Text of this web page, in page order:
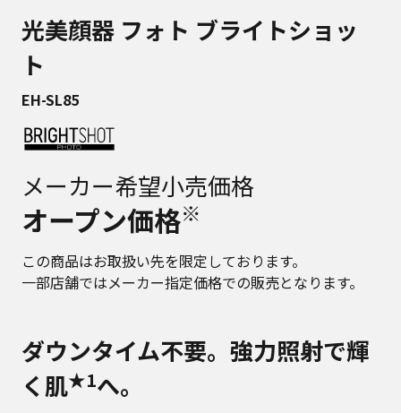
光美顔器 フォト ブライトショッ
ト
EH-SL85
メーカー希望小売価格
オープン価格※
この商品はお取扱い先を限定しております。
一部店舗ではメーカー指定価格での販売となります。
ダウンタイム不要。強力照射で輝
く肌★1へ。